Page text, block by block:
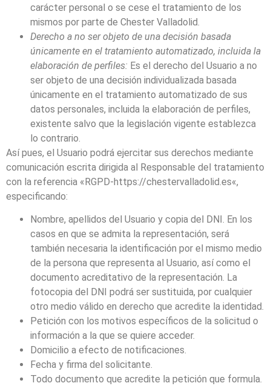
carácter personal o se cese el tratamiento de los
mismos por parte de Chester Valladolid.
Derecho a no ser objeto de una decisión basada
únicamente en el tratamiento automatizado, incluida la
elaboración de perfiles: Es el derecho del Usuario a no
ser objeto de una decisión individualizada basada
únicamente en el tratamiento automatizado de sus
datos personales, incluida la elaboración de perfiles,
existente salvo que la legislación vigente establezca
lo contrario.
Así pues, el Usuario podrá ejercitar sus derechos mediante
comunicación escrita dirigida al Responsable del tratamiento
con la referencia «RGPD-https://chestervalladolid.es«,
especificando:
Nombre, apellidos del Usuario y copia del DNI. En los
casos en que se admita la representación, será
también necesaria la identificación por el mismo medio
de la persona que representa al Usuario, así como el
documento acreditativo de la representación. La
fotocopia del DNI podrá ser sustituida, por cualquier
otro medio válido en derecho que acredite la identidad.
Petición con los motivos específicos de la solicitud o
información a la que se quiere acceder.
Domicilio a efecto de notificaciones.
Fecha y firma del solicitante.
Todo documento que acredite la petición que formula.